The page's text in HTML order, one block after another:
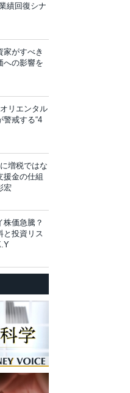
績回復シナ
がすべき
への影響を
リエンタル
警戒する“4
増税ではな
援金の仕組
宏
株価急騰？
と投資リス